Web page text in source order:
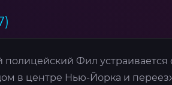
Фил
в центре Нью-Йорка и